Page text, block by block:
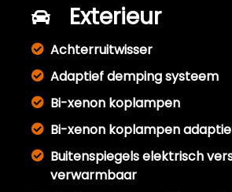
Exterieur
Achterruitwisser
Adaptief demping systeem
Bi-xenon koplampen
Bi-xenon koplampen
Buitenspiegels elektrisch
verwarmbaar